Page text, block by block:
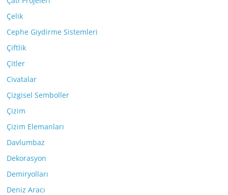
Çelik
Cephe Giydirme Sistemleri
Çiftlik
Çitler
Civatalar
Çizgisel Semboller
Çizim
Çizim Elemanları
Davlumbaz
Dekorasyon
Demiryolları
Deniz Aracı